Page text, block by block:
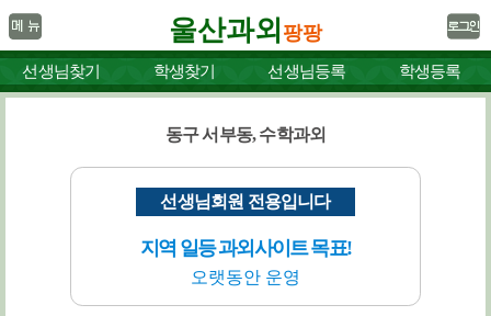
울산과외 팡팡
선생님찾기 학생찾기 선생님등록 학생등록
동구 서부동, 수학과외
선생님회원 전용입니다
지역 일등 과외사이트 목표!
오랫동안 운영